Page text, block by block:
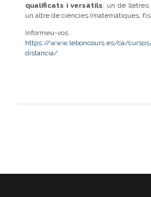
qualificats i versàtils: un de lletres
un altre de ciències (matemàtiques,
Informeu-vos.
https://www.leboncours.es/ca/
distancia/